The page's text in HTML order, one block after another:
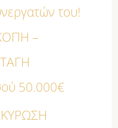
του!
–
50.000€